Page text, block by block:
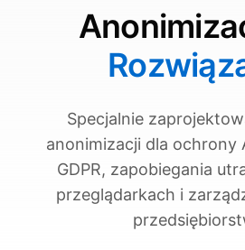
Specjalnie
anonimizacji dla ochrony
GDPR, zapobiegania
przeglądarkach i